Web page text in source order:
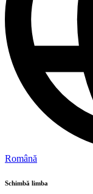
Română
Schimbă limba